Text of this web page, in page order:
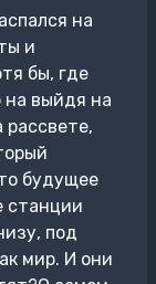
на
и
бы, где
на выйдя на
будущее
станции
под
мир. И они